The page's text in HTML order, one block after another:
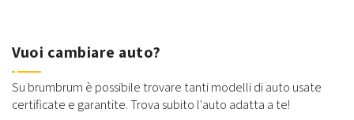
Vuoi cambiare auto?
Su brumbrum è possibile trovare tanti modelli di auto usate
certificate e garantite. Trova subito l'auto adatta a te!